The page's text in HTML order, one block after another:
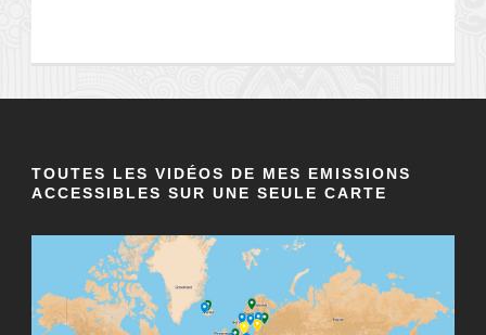
TOUTES LES VIDÉOS DE MES EMISSIONS
ACCESSIBLES SUR UNE SEULE CARTE